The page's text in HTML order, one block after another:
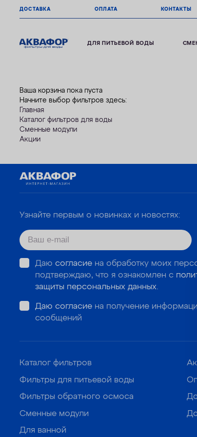
ДОСТАВКА ОПЛАТА КОНТАКТЫ
ДЛЯ ПИТЬЕВОЙ ВОДЫ
Ваша корзина пока пуста
Начните выбор фильтров здесь:
Главная
Каталог фильтров для воды
Сменные модули
Акции
Узнайте первым о новинках и новостях:
Даю согласиена обработку моих
подтверждаю, что я ознакомлен с
защиты персональных данных.
Даю согласиена получение
сообщений
Каталог фильтров
Фильтры для питьевой воды
Фильтры обратного осмоса
Сменные модули
Для ванной